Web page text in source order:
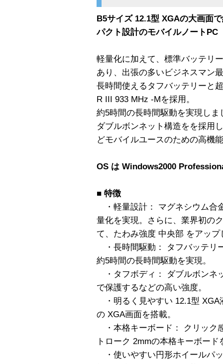
B5サイズ 12.1型 XGAの大画面
パクト設計のモバイルノートPC
軽量化に加えて、標準バッテリ
あり、出張の多いビジネスマン
長時間使えるタフバッテリーと
R III 933 MHz -Mを採用。
約5時間の長時間駆動を実現し
ダブルボンネット構造をを採用
どモバイルユースのための高機
OS は Windows2000
■ 特徴
・軽量設計： マグネシウム合
量化を実現。さらに、業界初の
て、たわみ強度 中央部 をアップ
・長時間駆動： タフバッテリ
約5時間の長時間駆動を実現。
・タフボディ： ダブルボンネ
で保護するなどの高い強度。
・明るく見やすい 12.1型 XGA
の XGA画面を搭載。
・本格キーボード： クリック
トローク 2mmの本格キーボード
・使いやすい円形ホイールパ